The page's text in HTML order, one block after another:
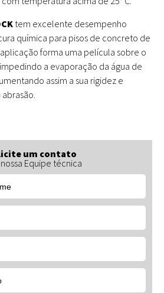
tem excelente desempenho
química para pisos de concreto de
forma uma película sobre o
a evaporação da água de
assim a sua rigidez e
um contato
Equipe técnica